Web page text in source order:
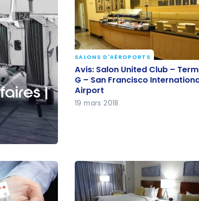
|
Avis: Salon United Club –
G – San Francisco
Airport
SALONS D'AÉROPORTS
Avis: Salon United Club –
G – San Francisco
Airport
19 mars 2018